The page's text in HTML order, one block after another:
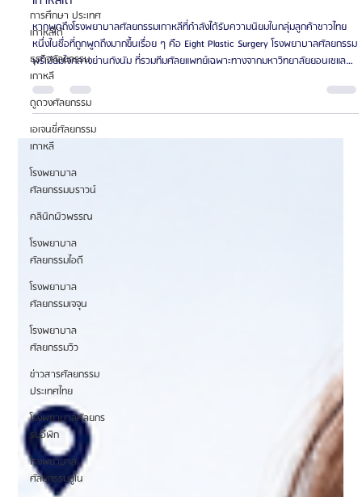
การศึกษา ประเทศ
เกาหลีใต้
ธุรกิจศัลยกรรม
เกาหลี
ดูดวงศัลยกรรม
เอเจนซี่ศัลยกรรม
เกาหลี
โรงพยาบาล
ศัลยกรรมบราวน์
คลินิกผิวพรรณ
โรงพยาบาล
ศัลยกรรมไอดี
โรงพยาบาล
ศัลยกรรมเจจุน
โรงพยาบาล
ศัลยกรรมวิว
ข่าวสารศัลยกรรม
ประเทศไทย
โรงพยาบาลศัลยกร
รมอีพิก
โรงพยาบาล
ศัลยกรรมยูโน
Oppa Me
Beauty Tips
แนะนำทีมแพทย์และข้อมูลโรงพยาบาลศัลยกรรมเกาหลีเอท Eight
Plastic Surgery โรงพยาบาลศัลยกรรมชื่อดังแห่งย่านกังนัม ประเทศ
หากพูดถึงโรงพยาบาลศัลยกรรมเกาหลีที่กำลังได้รับความนิยมในกลุ่มลูกค้าชาวไทย
พรีเมียมใจกลางย่านกังนัม ที่รวมทีมศัลยแพทย์เฉพาะทางจากมหาวิทยาลัยยอนเซและ
โรงพยาบาลเซเวอแรนซ์เอาไว้ในที่เดียว